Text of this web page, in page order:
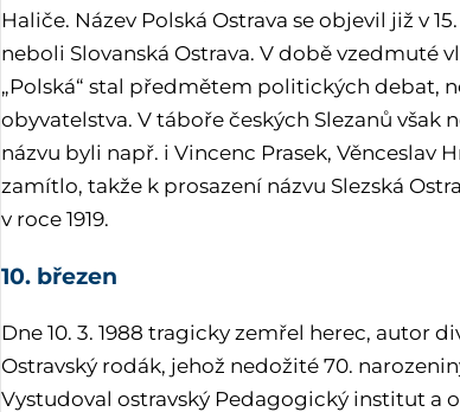
Haliče. Název Polská Ostrava se objevil již v
neboli Slovanská Ostrava. V době vzedmuté
„Polská“ stal předmětem politických debat,
obyvatelstva. V táboře českých Slezanů
názvu byli např. i Vincenc Prasek, Věnceslav
zamítlo, takže k prosazení názvu Slezská
v roce 1919.
10. březen
Dne 10. 3. 1988 tragicky zemřel herec, autor
Ostravský rodák, jehož nedožité 70.
Vystudoval ostravský Pedagogický institut a